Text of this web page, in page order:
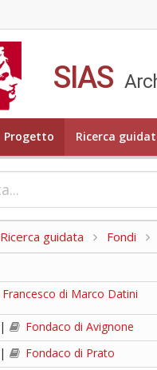
SIAS
Progetto Ricerca
Ricerca guidata Fondi
Francesco di Marco Datini
|
Fondaco di Avignone
|
Fondaco di Prato